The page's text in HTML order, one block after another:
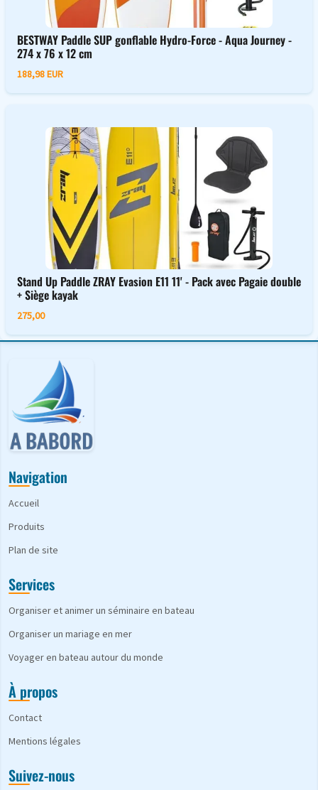
BESTWAY Paddle SUP gonflable Hydro-Force - Aqua Journey -
274 x 76 x 12 cm
188,98 EUR
Stand Up Paddle ZRAY Evasion E11 11' - Pack avec Pagaie double
+ Siège kayak
275,00
Navigation
Accueil
Produits
Plan de site
Services
Organiser et animer un séminaire en bateau
Organiser un mariage en mer
Voyager en bateau autour du monde
À propos
Contact
Mentions légales
Suivez-nous